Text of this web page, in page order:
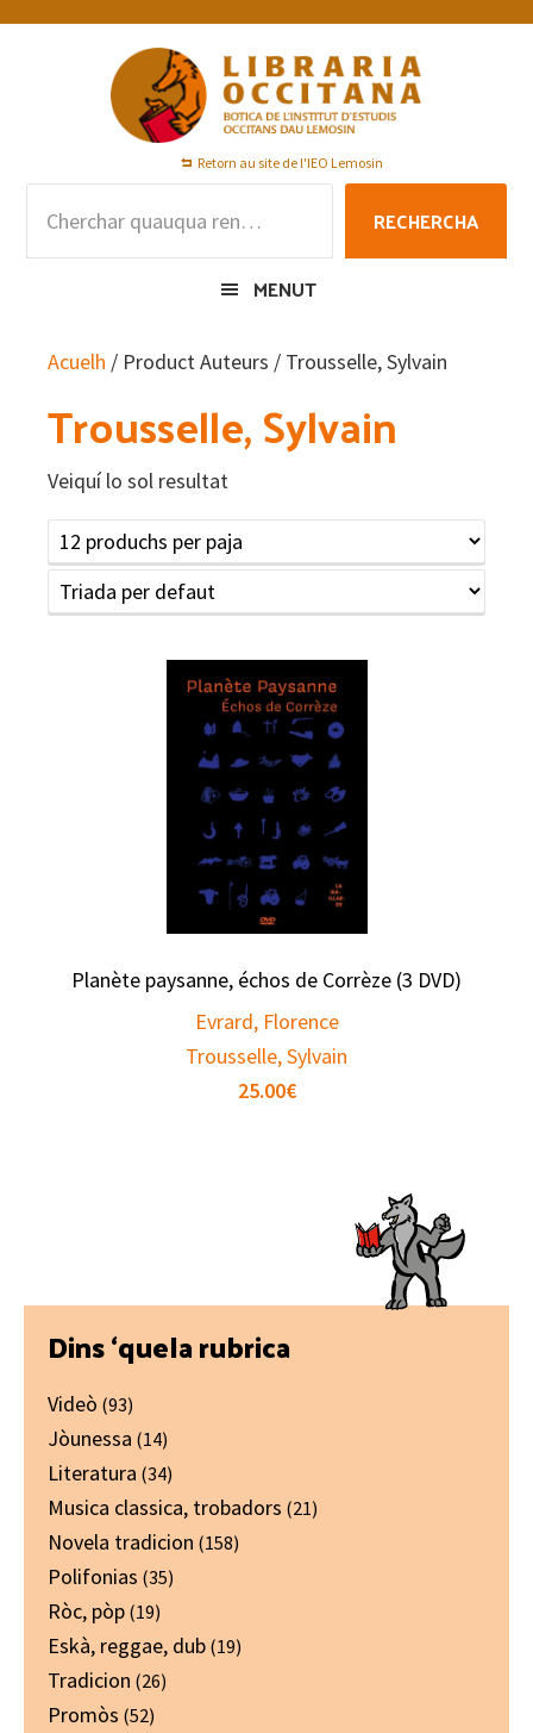
Skip
Skip
Skip
Retorn au site de l'IEO Lemosin
RECHERCHA
MENUT
Acuelh / Product Auteurs / Trousselle, Sylvain
Trousselle, Sylvain
Veiquí lo sol resultat
Planète paysanne, échos de Corrèze (3 DVD)
Evrard, Florence
Trousselle, Sylvain
25.00€
Primary
Sidebar
Dins ‘quela rubrica
Videò (93)
Jòunessa (14)
Literatura (34)
Musica classica, trobadors (21)
Novela tradicion (158)
Polifonias (35)
Ròc, pòp (19)
Eskà, reggae, dub (19)
Tradicion (26)
Promòs (52)